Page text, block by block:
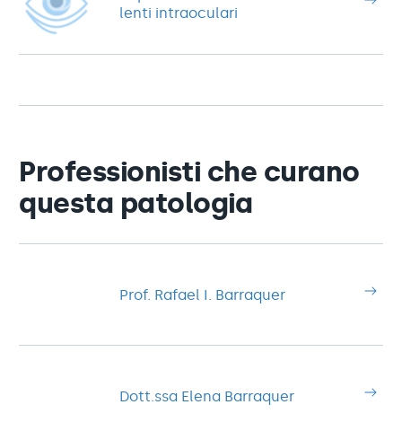
lenti intraoculari
Professionisti che curano
questa patologia
Prof. Rafael I. Barraquer
Dott.ssa Elena Barraquer